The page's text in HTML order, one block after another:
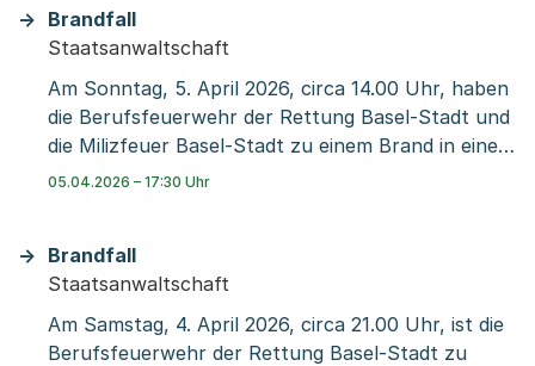
Mitarbeitende der Kantonspolizei Basel-Stadt
konnten die beiden Tatverdächtigen identifizieren
und anschliessend im Auftrag der
Staatsanwaltschaft Basel-Stadt festnehmen.
Brandfall
Staatsanwaltschaft
Am Sonntag, 5. April 2026, circa 14.00 Uhr, haben
die Berufsfeuerwehr der Rettung Basel-Stadt und
die Milizfeuer Basel-Stadt zu einem Brand in einer
Liegenschaft an der Oltingerstrasse ausrücken
musste eine Person mit Verdacht auf
Rauchgasvergiftung ins Spital bringen.
05.04.2026 – 17:30 Uhr
Brandfall
Staatsanwaltschaft
Am Samstag, 4. April 2026, circa 21.00 Uhr, ist die
Berufsfeuerwehr der Rettung Basel-Stadt zu